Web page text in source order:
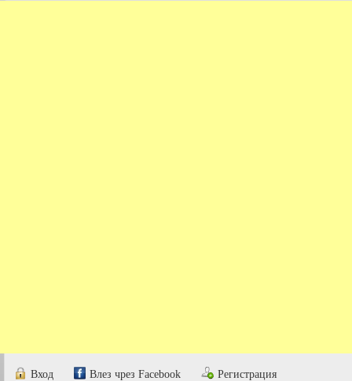
Вход Влез чрез Facebook Регистрация